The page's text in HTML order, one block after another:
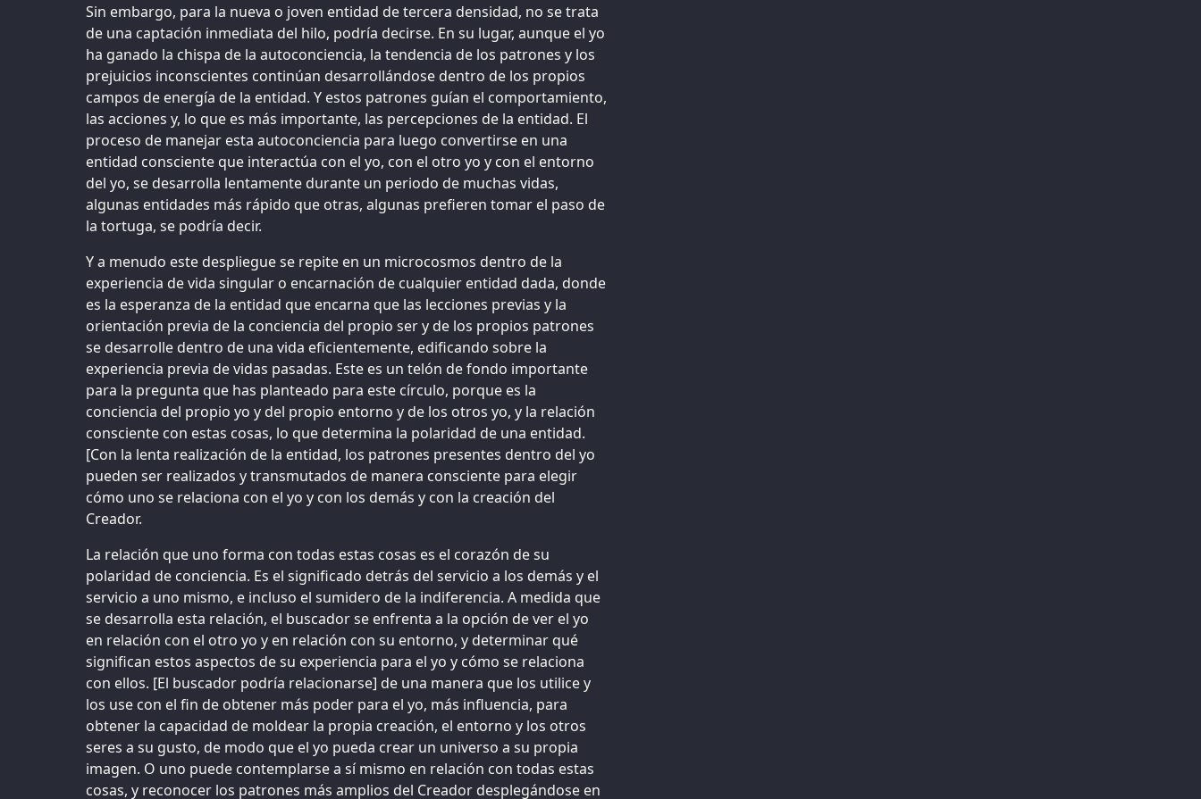
Sin embargo, para la nueva o joven entidad de tercera densidad, no se trata
de una captación inmediata del hilo, podría decirse. En su lugar, aunque el yo
ha ganado la chispa de la autoconciencia, la tendencia de los patrones y los
prejuicios inconscientes continúan desarrollándose dentro de los propios
campos de energía de la entidad. Y estos patrones guían el comportamiento,
las acciones y, lo que es más importante, las percepciones de la entidad. El
proceso de manejar esta autoconciencia para luego convertirse en una
entidad consciente que interactúa con el yo, con el otro yo y con el entorno
del yo, se desarrolla lentamente durante un periodo de muchas vidas,
algunas entidades más rápido que otras, algunas prefieren tomar el paso de
la tortuga, se podría decir.
Y a menudo este despliegue se repite en un microcosmos dentro de la
experiencia de vida singular o encarnación de cualquier entidad dada, donde
es la esperanza de la entidad que encarna que las lecciones previas y la
orientación previa de la conciencia del propio ser y de los propios patrones
se desarrolle dentro de una vida eficientemente, edificando sobre la
experiencia previa de vidas pasadas. Este es un telón de fondo importante
para la pregunta que has planteado para este círculo, porque es la
conciencia del propio yo y del propio entorno y de los otros yo, y la relación
consciente con estas cosas, lo que determina la polaridad de una entidad.
[Con la lenta realización de la entidad, los patrones presentes dentro del yo
pueden ser realizados y transmutados de manera consciente para elegir
cómo uno se relaciona con el yo y con los demás y con la creación del
Creador.
La relación que uno forma con todas estas cosas es el corazón de su
polaridad de conciencia. Es el significado detrás del servicio a los demás y el
servicio a uno mismo, e incluso el sumidero de la indiferencia. A medida que
se desarrolla esta relación, el buscador se enfrenta a la opción de ver el yo
en relación con el otro yo y en relación con su entorno, y determinar qué
significan estos aspectos de su experiencia para el yo y cómo se relaciona
con ellos. [El buscador podría relacionarse] de una manera que los utilice y
los use con el fin de obtener más poder para el yo, más influencia, para
obtener la capacidad de moldear la propia creación, el entorno y los otros
seres a su gusto, de modo que el yo pueda crear un universo a su propia
imagen. O uno puede contemplarse a sí mismo en relación con todas estas
cosas, y reconocer los patrones más amplios del Creador desplegándose en